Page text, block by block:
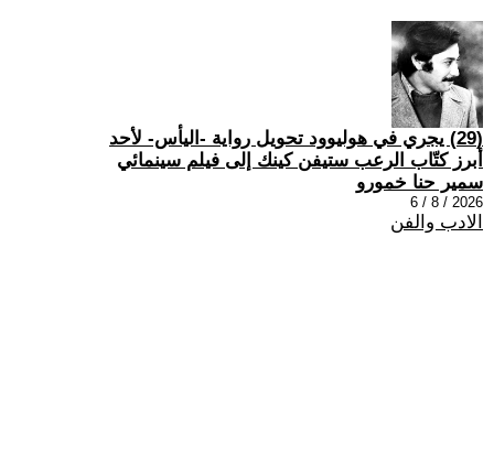
(29) يجري في هوليوود تحويل رواية -اليأس- لأحد
أبرز كتّاب الرعب ستيفن كينك إلى فيلم سينمائي
سمير حنا خمورو
2026 / 8 / 6
الادب والفن